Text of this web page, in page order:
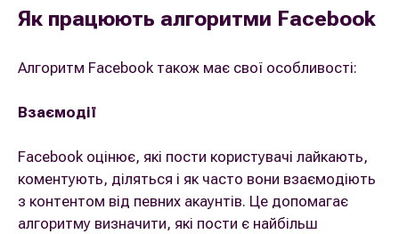
Як працюють алгоритми Facebook
Алгоритм Facebook також має свої особливості:
Взаємодії
Facebook оцінює, які пости користувачі лайкають,
коментують, діляться і як часто вони взаємодіють
з контентом від певних акаунтів. Це допомагає
алгоритму визначити, які пости є найбільш